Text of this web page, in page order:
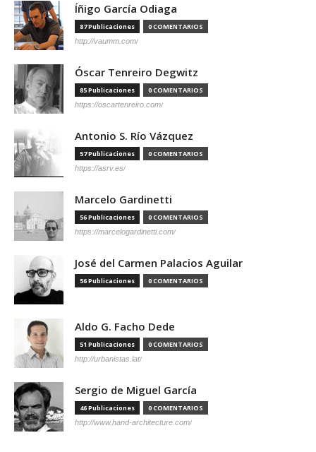
Íñigo García Odiaga
87 Publicaciones 0 COMENTARIOS
http://vaumm.com/
Óscar Tenreiro Degwitz
85 Publicaciones 0 COMENTARIOS
https://oscartenreiro.com/
Antonio S. Río Vázquez
57 Publicaciones 0 COMENTARIOS
https://asrv.es/
Marcelo Gardinetti
56 Publicaciones 0 COMENTARIOS
https://marcelogardinetti.com/
José del Carmen Palacios Aguilar
56 Publicaciones 0 COMENTARIOS
Aldo G. Facho Dede
51 Publicaciones 0 COMENTARIOS
http://urbanistas.lat/
Sergio de Miguel García
46 Publicaciones 0 COMENTARIOS
http://www.hand-architecture.com/